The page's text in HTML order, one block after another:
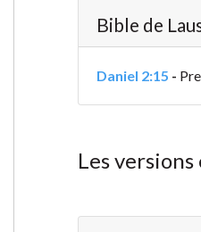
Bible de
Daniel 2:15 -
Les